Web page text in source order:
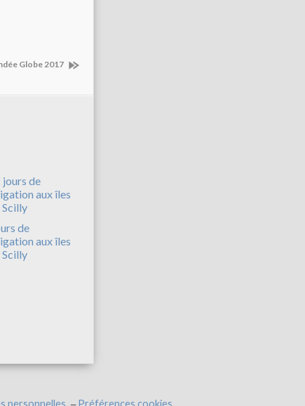
Globe 2017
de
aux îles
Scilly
personnelles Préférences cookies